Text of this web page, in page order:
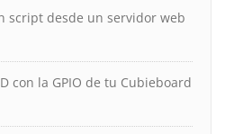
script desde un servidor web
con la GPIO de tu Cubieboard